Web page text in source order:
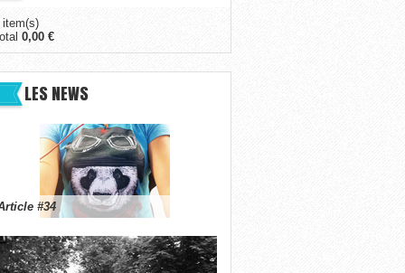
item(s)
0,00 €
LES NEWS
#34